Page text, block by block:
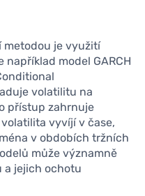
metodou je využití
například model GARCH
volatilitu na
přístup zahrnuje
vyvíjí v čase,
v obdobích tržních
může významně
a jejich ochotu